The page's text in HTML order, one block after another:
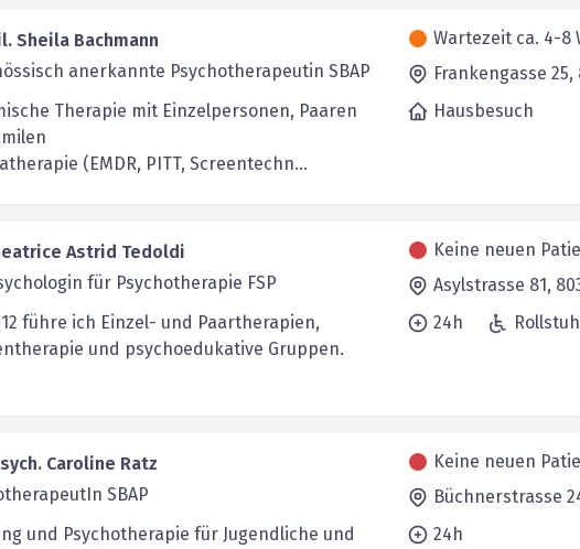
Sheila Bachmann
anerkannte Psychotherapeutin SBAP
Therapie mit Einzelpersonen, Paaren
(EMDR, PITT, Screentechn...
Wartezeit ca. 4-8
Frankengasse 25,
Hausbesuch
Astrid Tedoldi
für Psychotherapie FSP
führe ich Einzel- und Paartherapien,
und psychoedukative Gruppen.
Keine neuen
Asylstrasse 81,
24h
Caroline Ratz
SBAP
und Psychotherapie für Jugendliche und
Keine neuen
Büchnerstrasse
24h